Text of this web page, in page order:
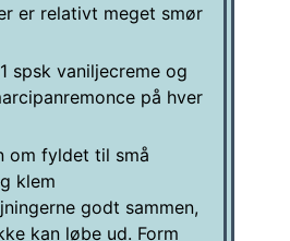
er relativt meget smør
spsk vaniljecreme og
på hver
om fyldet til små
klem
godt sammen,
kan løbe ud. Form